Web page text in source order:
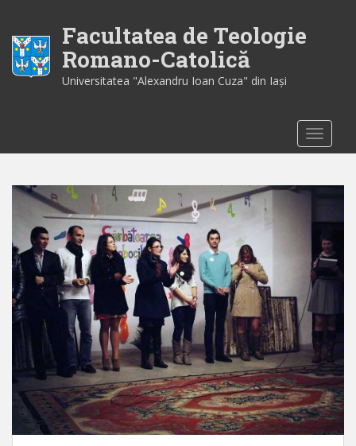
i
Facultatea de Teologie
Romano-Catolică
Universitatea "Alexandru Ioan Cuza" din Iaşi